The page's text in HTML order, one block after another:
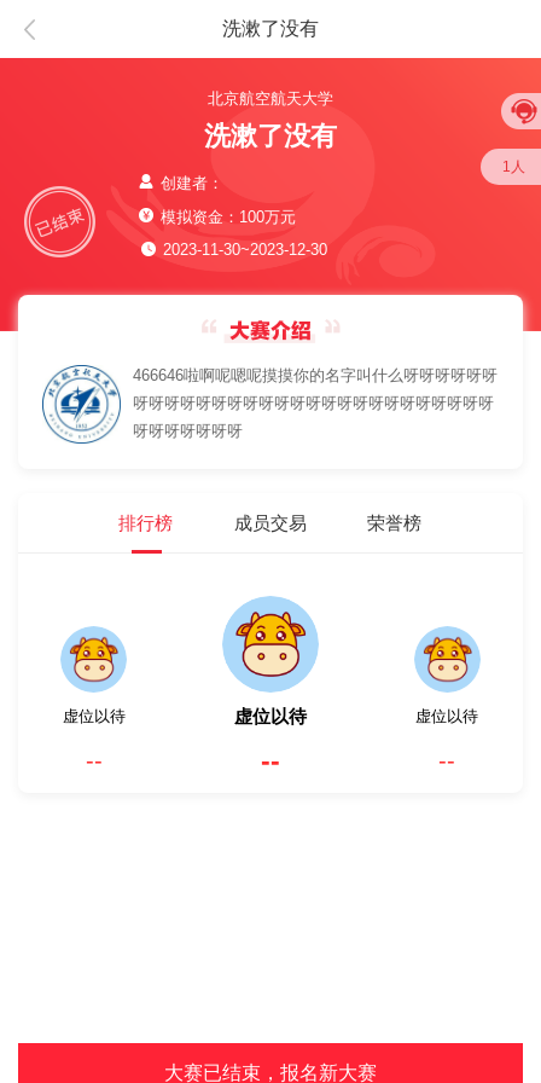
洗漱了没有
北京航空航天大学
洗漱了没有
创建者：
模拟资金：100万元
2023-11-30~2023-12-30
1人
466646啦啊呢嗯呢摸摸你的名字叫什么呀呀呀呀呀呀
呀呀呀呀呀呀呀呀呀呀呀呀呀呀呀呀呀呀呀呀呀呀呀
呀呀呀呀呀呀呀
排行榜 成员交易 荣誉榜
虚位以待
--
虚位以待
--
虚位以待
--
大赛已结束，报名新大赛